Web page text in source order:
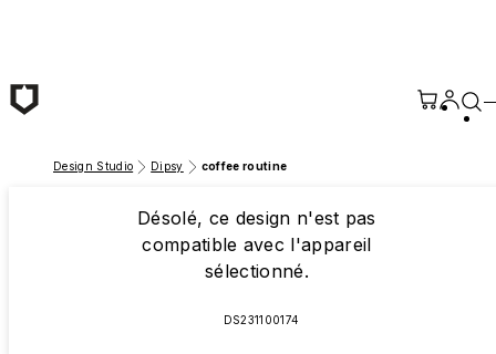
Design Studio Dipsy coffee routine
Désolé, ce design n'est pas
compatible avec l'appareil
sélectionné.
DS231100174